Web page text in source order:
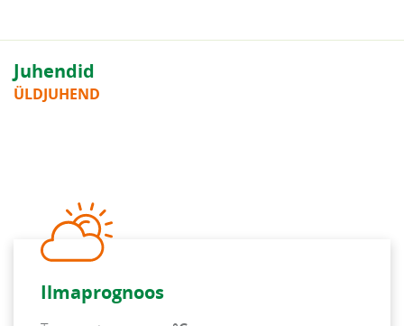
Juhendid
ÜLDJUHEND
Ilmaprognoos